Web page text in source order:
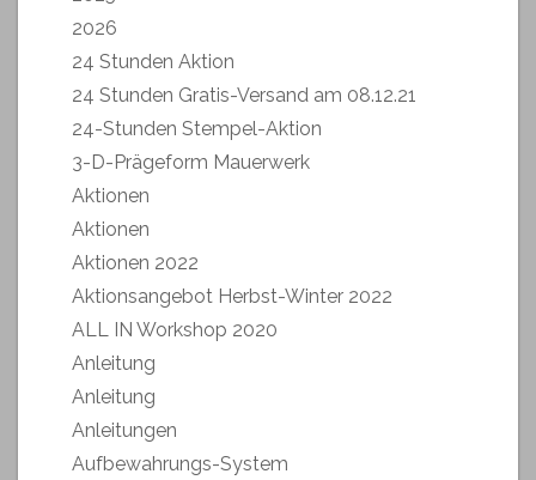
2026
24 Stunden Aktion
24 Stunden Gratis-Versand am 08.12.21
24-Stunden Stempel-Aktion
3-D-Prägeform Mauerwerk
Aktionen
Aktionen
Aktionen 2022
Aktionsangebot Herbst-Winter 2022
ALL IN Workshop 2020
Anleitung
Anleitung
Anleitungen
Aufbewahrungs-System